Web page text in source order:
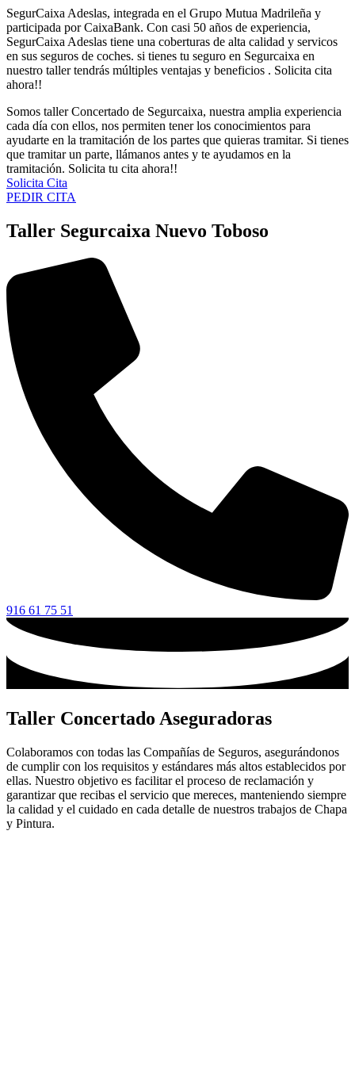
SegurCaixa Adeslas, integrada en el Grupo Mutua Madrileña y
participada por CaixaBank. Con casi 50 años de experiencia,
SegurCaixa Adeslas tiene una coberturas de alta calidad y servicos
en sus seguros de coches. si tienes tu seguro en Segurcaixa en
nuestro taller tendrás múltiples ventajas y beneficios . Solicita cita
ahora!!
Somos taller Concertado de Segurcaixa, nuestra amplia experiencia
cada día con ellos, nos permiten tener los conocimientos para
ayudarte en la tramitación de los partes que quieras tramitar. Si tienes
que tramitar un parte, llámanos antes y te ayudamos en la
tramitación. Solicita tu cita ahora!!
Solicita Cita
PEDIR CITA
Taller Segurcaixa Nuevo Toboso
916 61 75 51
Taller Concertado Aseguradoras
Colaboramos con todas las Compañías de Seguros, asegurándonos
de cumplir con los requisitos y estándares más altos establecidos por
ellas. Nuestro objetivo es facilitar el proceso de reclamación y
garantizar que recibas el servicio que mereces, manteniendo siempre
la calidad y el cuidado en cada detalle de nuestros trabajos de Chapa
y Pintura.